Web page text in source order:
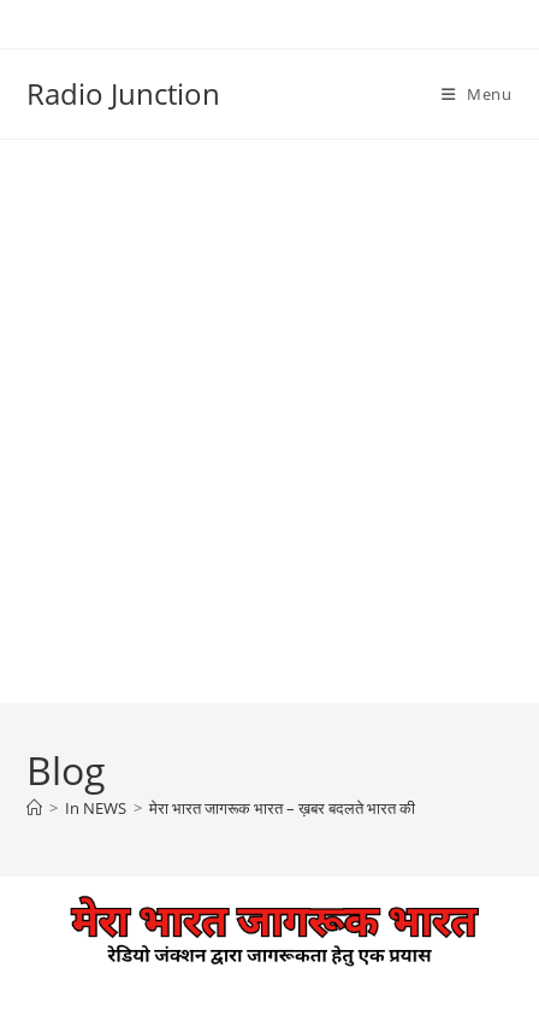
Radio Junction Menu
Blog
> In NEWS > मेरा भारत जागरूक भारत – ख़बर बदलते भारत की